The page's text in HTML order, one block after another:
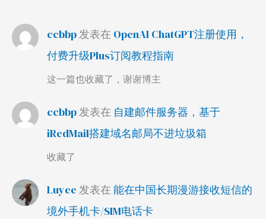
ccbbp发表在 OpenAI ChatGPT注册使用，
付费升级Plus订阅教程指南
这一篇也收藏了，谢谢博主
ccbbp发表在 自建邮件服务器，基于
iRedMail搭建域名邮局不进垃圾箱
收藏了
Luyee 发表在 能在中国长期漫游接收短信的
境外手机卡/SIM电话卡